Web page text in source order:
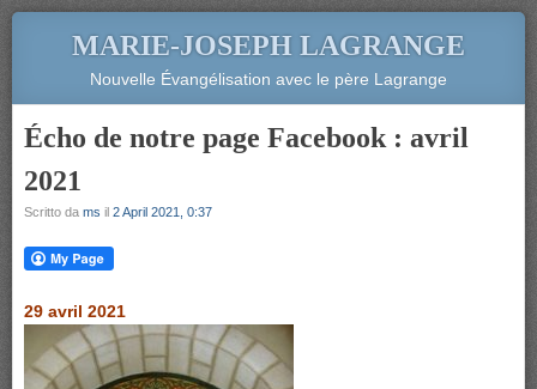
MARIE-JOSEPH LAGRANGE
Nouvelle Évangélisation avec le père Lagrange
Écho de notre page Facebook : avril
2021
Scritto da ms il 2 April 2021, 0:37
29 avril 2021